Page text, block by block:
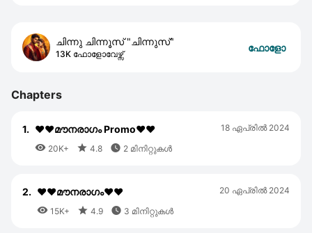
ചിന്നു ചിന്നൂസ് "ചിന്നുസ്"
13K ഫോളോവേഴ്സ്
ഫോളോ
Chapters
1. ❤️❤️മൗനരാഗം Promo❤️❤️
 20K+  4.8  2 മിനിറ്റുകൾ
18 ഏപ്രില്‍ 2024
2. ❤️❤️മൗനരാഗം❤️❤️
 15K+  4.9  3 മിനിറ്റുകൾ
20 ഏപ്രില്‍ 2024